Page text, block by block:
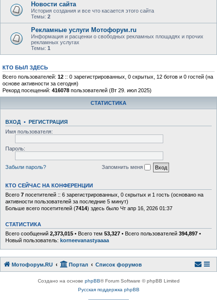
Новости сайта
История создания и все что касается этого сайта
Темы: 2
Рекламные услуги Мотофорум.ru
Информация и расценки о свободных рекламных площадях и прочих
рекламных услугах
Темы: 1
КТО БЫЛ ЗДЕСЬ
Всего пользователей: 12 :: 0 зарегистрированных, 0 скрытых, 12 ботов и 0 гостей (на
основе активности за сегодня)
Рекорд посещений: 416078 пользователей (Вт 29. июл 2025)
СТАТИСТИКА
ВХОД • РЕГИСТРАЦИЯ
Имя пользователя:
Пароль:
Забыли пароль? Запомнить меня
КТО СЕЙЧАС НА КОНФЕРЕНЦИИ
Всего 7 посетителей :: 6 зарегистрированных, 0 скрытых и 1 гость (основано на
активности пользователей за последние 5 минут)
Больше всего посетителей (7414) здесь было Чт апр 16, 2026 01:37
СТАТИСТИКА
Всего сообщений 2,373,015 • Всего тем 53,327 • Всего пользователей 394,897 •
Новый пользователь: korneevanastyaaaa
Мотофорум.RU Портал Список форумов
Создано на основе phpBB® Forum Software © phpBB Limited
Русская поддержка phpBB